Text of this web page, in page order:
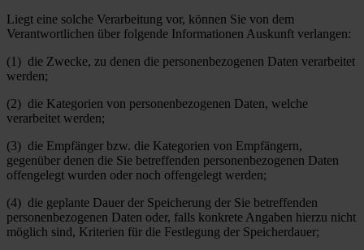
Liegt eine solche Verarbeitung vor, können Sie von dem
Verantwortlichen über folgende Informationen Auskunft verlangen:
(1) die Zwecke, zu denen die personenbezogenen Daten verarbeitet
werden;
(2) die Kategorien von personenbezogenen Daten, welche
verarbeitet werden;
(3) die Empfänger bzw. die Kategorien von Empfängern,
gegenüber denen die Sie betreffenden personenbezogenen Daten
offengelegt wurden oder noch offengelegt werden;
(4) die geplante Dauer der Speicherung der Sie betreffenden
personenbezogenen Daten oder, falls konkrete Angaben hierzu nicht
möglich sind, Kriterien für die Festlegung der Speicherdauer;